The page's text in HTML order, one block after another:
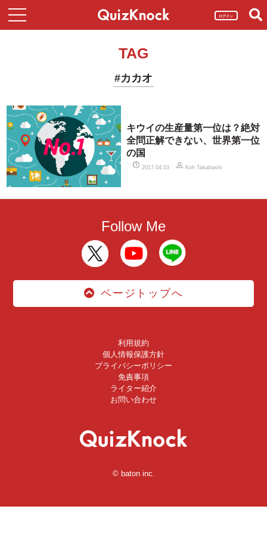
ログイン
TAG
#カカオ
キウイの生産量第一位は？絶対
全問正解できない、世界第一位
の国
2017.04.03 Koh Takahashi
Follow Me
ページトップへ
利用規約
個人情報保護方針
プライバシーポリシー
免責事項
ライター紹介
お問い合わせ
© baton inc.